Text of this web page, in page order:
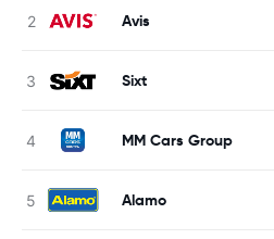
Avis
Sixt
MM Cars Group
Alamo